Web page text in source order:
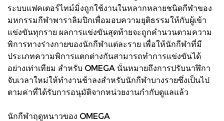
ระบบแฟคเตอร์ไทม์มิ่งถูกใช้งานในหลากหลายชนิดกีฬาของ
มหกรรมกีฬาพาราลิมปิกเพื่อมอบความยุติธรรมให้กับผู้เข้า
แข่งขันทุกราย ผลการแข่งขันสุดท้ายจะถูกคำนวนตามความ
พิการทางร่างกายของนักกีฬาแต่ละราย เพื่อให้นักกีฬาที่มี
ประเภทความพิการแตกต่างกันสามารถทำการแข่งขันได้
อย่างเท่าเทียม สำหรับ OMEGA นั่นหมายถึงการปรับนาฬิกา
จับเวลาใหม่ให้ทำงานช้าลงสำหรับนักกีฬาบางรายซึ่งเป็นไป
ตามค่าที่ได้รับการอนุมัติจากหน่วยงานกำกับดูแลแล้ว
นักกีฬาฤดูหนาวของ OMEGA